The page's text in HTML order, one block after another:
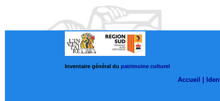
Inventaire général du patrimoine culturel
Accueil |